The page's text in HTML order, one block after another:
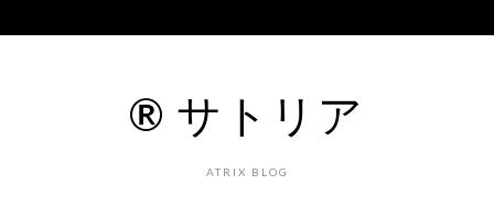
® サトリア
ATRIX BLOG